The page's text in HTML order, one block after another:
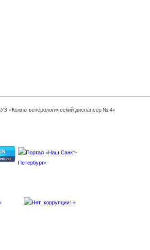
«Кожно-венерологический диспансер № 4»